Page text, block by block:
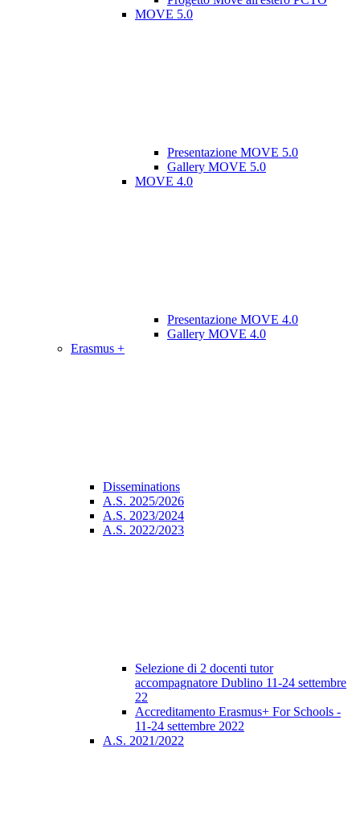
MOVE 5.0
Presentazione MOVE 5.0
Gallery MOVE 5.0
MOVE 4.0
Presentazione MOVE 4.0
Gallery MOVE 4.0
Erasmus +
Disseminations
A.S. 2025/2026
A.S. 2023/2024
A.S. 2022/2023
Selezione di 2 docenti tutor
accompagnatore Dublino 11-24 settembre
22
Accreditamento Erasmus+ For Schools -
11-24 settembre 2022
A.S. 2021/2022